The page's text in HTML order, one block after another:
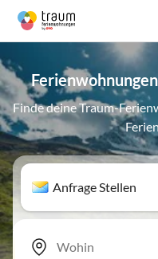
Finde deine Traum-
Anfrage Stellen